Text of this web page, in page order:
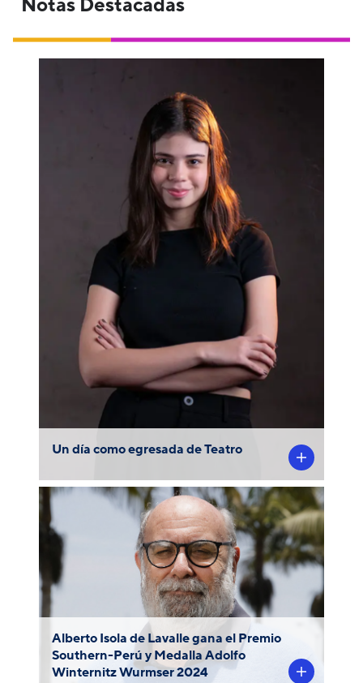
Notas Destacadas
Un día como egresada de Teatro
Acompaña a Paulina en un día como
egresada de la carrera de Teatro y vive las
artes escénicas en la PUCP
Alberto Isola de Lavalle gana el Premio
Southern-Perú y Medalla Adolfo
Winternitz Wurmser 2024
El Jurado del Premio ha decido reconocer
al dramaturgo peruano y profesor del
Departamento de Artes Escénicas PUCP
Alberto Isola de Lavalle con el Premio
Southern-Perú y Medalla Adolfo Winternitz
Wurmser 2024.